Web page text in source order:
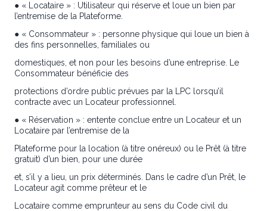
● « Locataire » : Utilisateur qui réserve et loue un bien par
l’entremise de la Plateforme.
● « Consommateur » : personne physique qui loue un bien à
des fins personnelles, familiales ou
domestiques, et non pour les besoins d’une entreprise. Le
Consommateur bénéficie des
protections d’ordre public prévues par la LPC lorsqu’il
contracte avec un Locateur professionnel.
● « Réservation » : entente conclue entre un Locateur et un
Locataire par l’entremise de la
Plateforme pour la location (à titre onéreux) ou le Prêt (à titre
gratuit) d’un bien, pour une durée
et, s’il y a lieu, un prix déterminés. Dans le cadre d’un Prêt, le
Locateur agit comme prêteur et le
Locataire comme emprunteur au sens du Code civil du